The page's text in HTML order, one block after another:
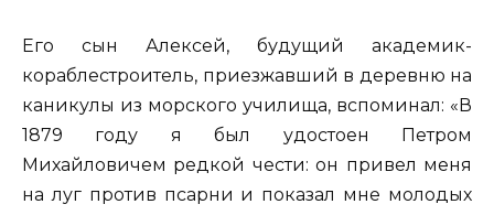
Его сын Алексей, будущий академик-
кораблестроитель, приезжавший в деревню на
каникулы из морского училища, вспоминал: «В
1879 году я был удостоен Петром
Михайловичем редкой чести: он привел меня
на луг против псарни и показал мне молодых